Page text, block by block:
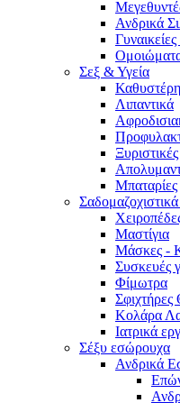
Ανδρικά
Σεξ & Υγεία
Λιπαντικά
Μπαταρίες
Μαστίγια
Μάσκες -
Συσκευές
Φίμωτρα
Κολάρα
Ιατρικά
Σέξυ εσώρουχα
Ανδρικά